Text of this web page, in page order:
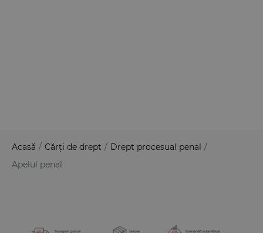
Acasă / Cărți de drept / Drept procesual penal /
Apelul penal